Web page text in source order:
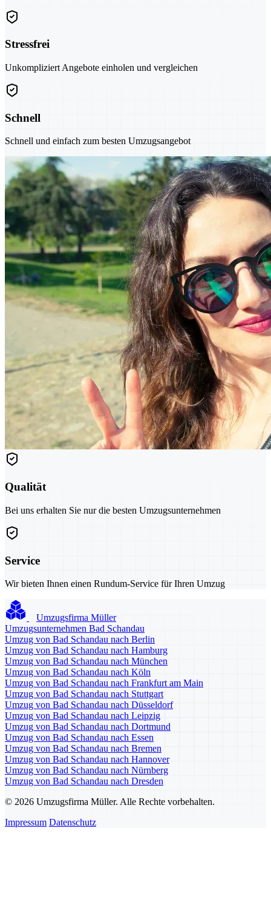
Stressfrei
Unkompliziert Angebote einholen und vergleichen
Schnell
Schnell und einfach zum besten Umzugsangebot
Qualität
Bei uns erhalten Sie nur die besten Umzugsunternehmen
Service
Wir bieten Ihnen einen Rundum-Service für Ihren Umzug
Umzugsfirma Müller
Umzugsunternehmen Bad Schandau
Umzug von Bad Schandau nach Berlin
Umzug von Bad Schandau nach Hamburg
Umzug von Bad Schandau nach München
Umzug von Bad Schandau nach Köln
Umzug von Bad Schandau nach Frankfurt am Main
Umzug von Bad Schandau nach Stuttgart
Umzug von Bad Schandau nach Düsseldorf
Umzug von Bad Schandau nach Leipzig
Umzug von Bad Schandau nach Dortmund
Umzug von Bad Schandau nach Essen
Umzug von Bad Schandau nach Bremen
Umzug von Bad Schandau nach Hannover
Umzug von Bad Schandau nach Nürnberg
Umzug von Bad Schandau nach Dresden
© 2026 Umzugsfirma Müller. Alle Rechte vorbehalten.
Impressum Datenschutz